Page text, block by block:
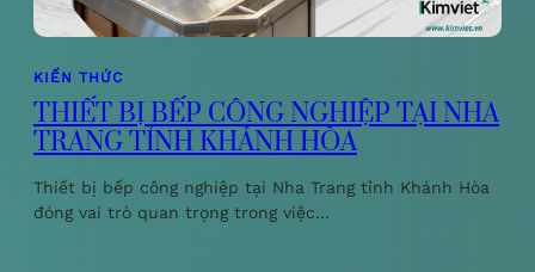
KIẾN THỨC
THIẾT BỊ BẾP CÔNG NGHIỆP TẠI NHA
TRANG TỈNH KHÁNH HÒA
Thiết bị bếp công nghiệp tại Nha Trang tỉnh Khánh Hòa
đóng vai trò quan trọng trong việc…